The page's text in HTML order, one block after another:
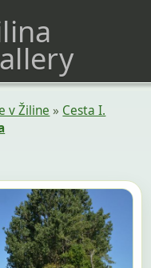
v Žiline » Cesta I.